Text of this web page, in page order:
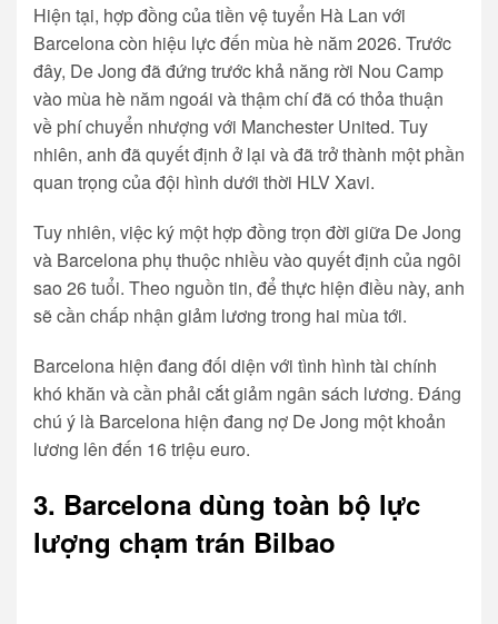
Hiện tại, hợp đồng của tiền vệ tuyển Hà Lan với
Barcelona còn hiệu lực đến mùa hè năm 2026. Trước
đây, De Jong đã đứng trước khả năng rời Nou Camp
vào mùa hè năm ngoái và thậm chí đã có thỏa thuận
về phí chuyển nhượng với Manchester United. Tuy
nhiên, anh đã quyết định ở lại và đã trở thành một phần
quan trọng của đội hình dưới thời HLV Xavi.
Tuy nhiên, việc ký một hợp đồng trọn đời giữa De Jong
và Barcelona phụ thuộc nhiều vào quyết định của ngôi
sao 26 tuổi. Theo nguồn tin, để thực hiện điều này, anh
sẽ cần chấp nhận giảm lương trong hai mùa tới.
Barcelona hiện đang đối diện với tình hình tài chính
khó khăn và cần phải cắt giảm ngân sách lương. Đáng
chú ý là Barcelona hiện đang nợ De Jong một khoản
lương lên đến 16 triệu euro.
3. Barcelona dùng toàn bộ lực
lượng chạm trán Bilbao